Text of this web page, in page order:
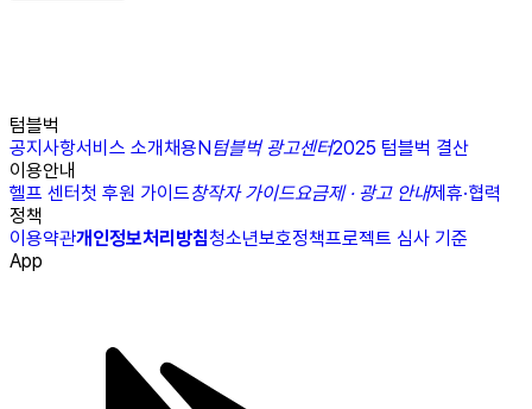
텀블벅
공지사항서비스 소개채용N텀블벅 광고센터2025 텀블벅 결산
이용안내
헬프 센터첫 후원 가이드창작자 가이드요금제 · 광고 안내제휴·협력
정책
이용약관개인정보처리방침청소년보호정책프로젝트 심사 기준
App